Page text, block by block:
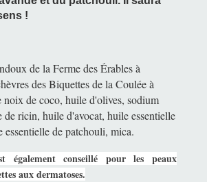
!
de la Ferme des Érables à
des Biquettes de la Coulée à
noix de coco, huile d'olives, sodium
ricin, huile d'avocat, huile essentielle
essentielle de patchouli, mica.
également conseillé pour les peaux
aux dermatoses.